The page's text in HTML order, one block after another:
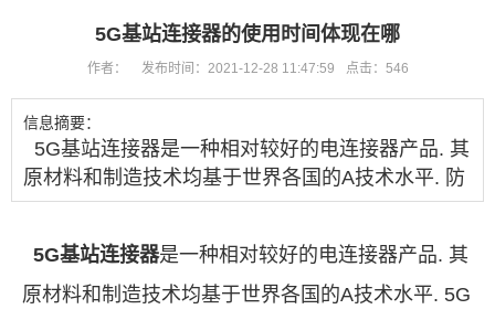
5G基站连接器的使用时间体现在哪
作者： 发布时间：2021-12-28 11:47:59 点击：546
信息摘要：
5G基站连接器是一种相对较好的电连接器产品. 其
原材料和制造技术均基于世界各国的A技术水平. 防
5G基站连接器是一种相对较好的电连接器产品. 其
原材料和制造技术均基于世界各国的A技术水平. 5G